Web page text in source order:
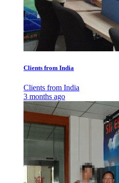
Clients from India
Clients from India
3 months ago